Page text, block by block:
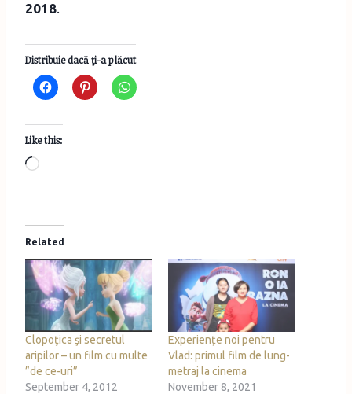
2018.
Distribuie dacă ţi-a plăcut
Like this:
L
d
i
n
g
…
Related
Clopoţica şi secretul
aripilor – un film cu multe
”de ce-uri”
September 4, 2012
Experiențe noi pentru
Vlad: primul film de lung-
metraj la cinema
November 8, 2021